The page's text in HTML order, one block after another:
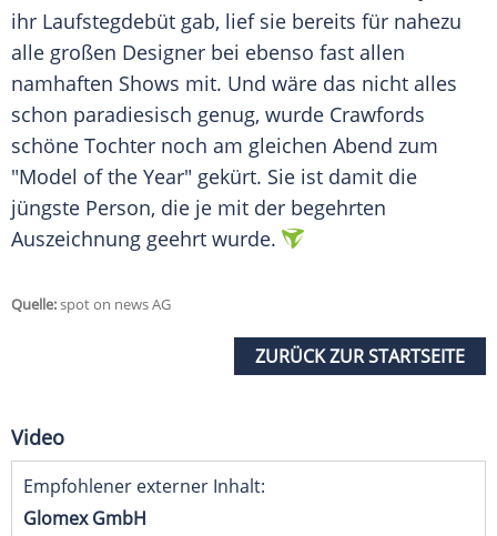
ihr Laufstegdebüt gab, lief sie bereits für nahezu
alle großen Designer bei ebenso fast allen
namhaften Shows mit. Und wäre das nicht alles
schon paradiesisch genug, wurde Crawfords
schöne Tochter noch am gleichen Abend zum
"Model of the Year" gekürt. Sie ist damit die
jüngste Person, die je mit der begehrten
Auszeichnung geehrt wurde.
Quelle:spot on news AG
ZURÜCK ZUR STARTSEITE
Video
Empfohlener externer Inhalt:
Glomex GmbH